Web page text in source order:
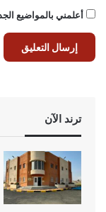
أعلمني بالمواضيع
ترند الآن